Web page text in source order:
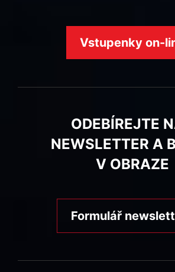
Vstupenky on-
ODEBÍREJTE
NEWSLETTER A
V OBRAZE
Formulář